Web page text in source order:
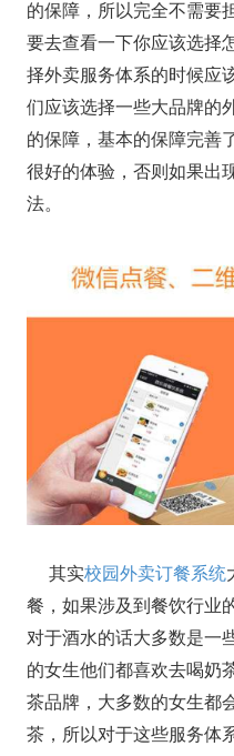
的保障，所以完全不需要
要去查看一下你应该选择
择外卖服务体系的时候应
们应该选择一些大品牌的
的保障，基本的保障完善
很好的体验，否则如果出
法。
其实校园外卖订餐系统
餐，如果涉及到餐饮行业
对于酒水的话大多数是一
的女生他们都喜欢去喝奶
茶品牌，大多数的女生都
茶，所以对于这些服务体